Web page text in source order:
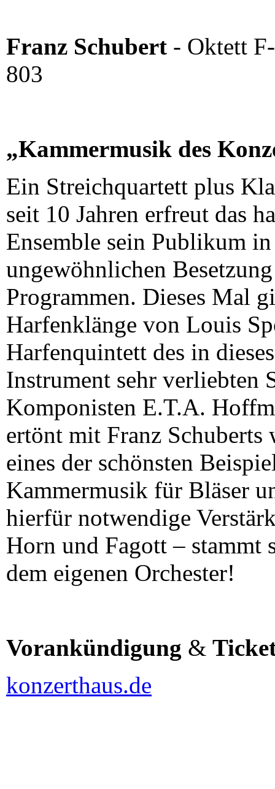
Franz Schubert - Oktett
803
„Kammermusik des
Ein Streichquartett plus
seit 10 Jahren erfreut das
Ensemble sein Publikum
ungewöhnlichen
Programmen. Dieses Mal
Harfenklänge von Louis
Harfenquintett des in
Instrument sehr verliebten
Komponisten E.T.A.
ertönt mit Franz Schuberts
eines der schönsten
Kammermusik für Bläser
hierfür notwendige
Horn und Fagott – stammt
dem eigenen Orchester!
Vorankündigung &
konzerthaus.de